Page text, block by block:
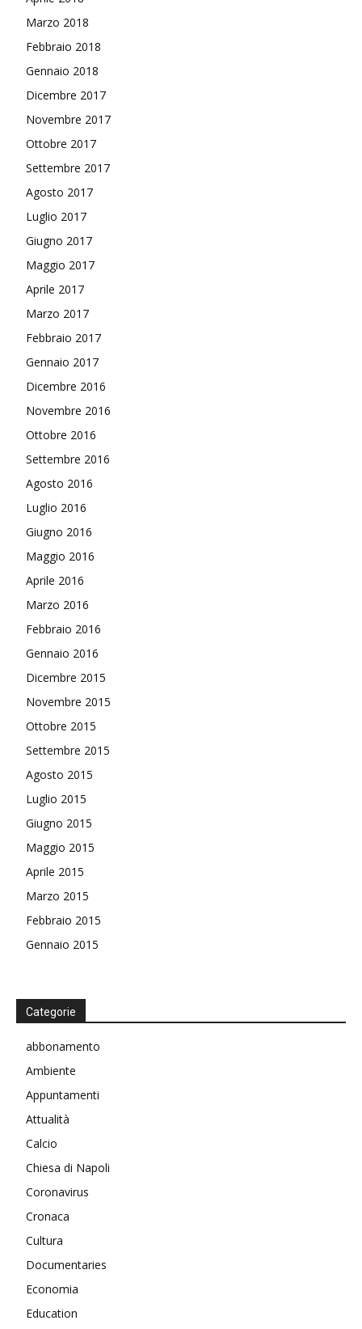
Marzo 2018
Febbraio 2018
Gennaio 2018
Dicembre 2017
Novembre 2017
Ottobre 2017
Settembre 2017
Agosto 2017
Luglio 2017
Giugno 2017
Maggio 2017
Aprile 2017
Marzo 2017
Febbraio 2017
Gennaio 2017
Dicembre 2016
Novembre 2016
Ottobre 2016
Settembre 2016
Agosto 2016
Luglio 2016
Giugno 2016
Maggio 2016
Aprile 2016
Marzo 2016
Febbraio 2016
Gennaio 2016
Dicembre 2015
Novembre 2015
Ottobre 2015
Settembre 2015
Agosto 2015
Luglio 2015
Giugno 2015
Maggio 2015
Aprile 2015
Marzo 2015
Febbraio 2015
Gennaio 2015
Categorie
abbonamento
Ambiente
Appuntamenti
Attualità
Calcio
Chiesa di Napoli
Coronavirus
Cronaca
Cultura
Documentaries
Economia
Education